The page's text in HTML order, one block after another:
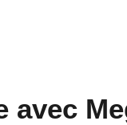
avec